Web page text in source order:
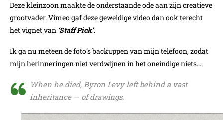
Deze kleinzoon maakte de onderstaande ode aan zijn creatieve
grootvader. Vimeo gaf deze geweldige video dan ook terecht
het vignet van ‘Staff Pick’.
Ik ga nu meteen de foto’s backuppen van mijn telefoon, zodat
mijn herinneringen niet verdwijnen in het oneindige niets…
When he died, Byron Levy left behind a vast
inheritance — of drawings.